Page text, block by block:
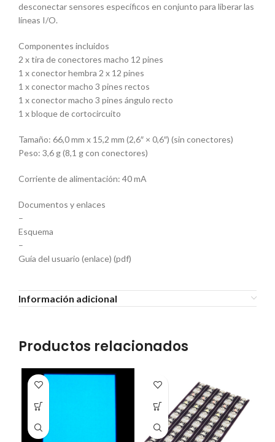
desconectar sensores específicos en conjunto para liberar las
líneas I/O.
Componentes incluidos
2 x tira de conectores macho 12 pines
1 x conector hembra 2 x 12 pines
1 x conector macho 3 pines rectos
1 x conector macho 3 pines ángulo recto
1 x bloque de cortocircuito
Tamaño: 66,0 mm x 15,2 mm (2,6″ × 0,6″) (sin conectores)
Peso: 3,6 g (8,1 g con conectores)
Corriente de alimentación: 40 mA
Documentos y enlaces
–
Esquema
–
Guía del usuario (enlace) (pdf)
Información adicional
Productos relacionados